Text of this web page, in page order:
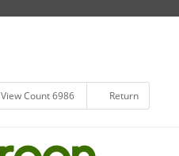
View Count 6986 Return